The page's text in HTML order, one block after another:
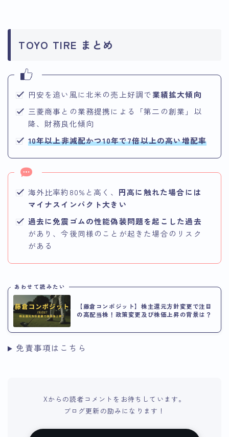
TOYO TIRE まとめ
円安を追い風に北米の売上好調で業績拡大傾向
三菱商事との業務提携による「第二の創業」以
降、財務良化傾向
10年以上非減配かつ10年で7倍以上の高い増配率
海外比率約80%と高く、 円高に触れた場合には
マイナスインパクト大きい
過去に免震ゴムの性能偽装問題を起こした過去
があり、今後同様のことが起きた場合のリスク
がある
あわせて読みたい
【藤倉コンポジット】株主還元方針変更で注目
の高配当株！政策変更及び株価上昇の背景は？
免責事項はこちら
Xからの読者コメントをお待ちしています。
ブログ更新の励みになります！